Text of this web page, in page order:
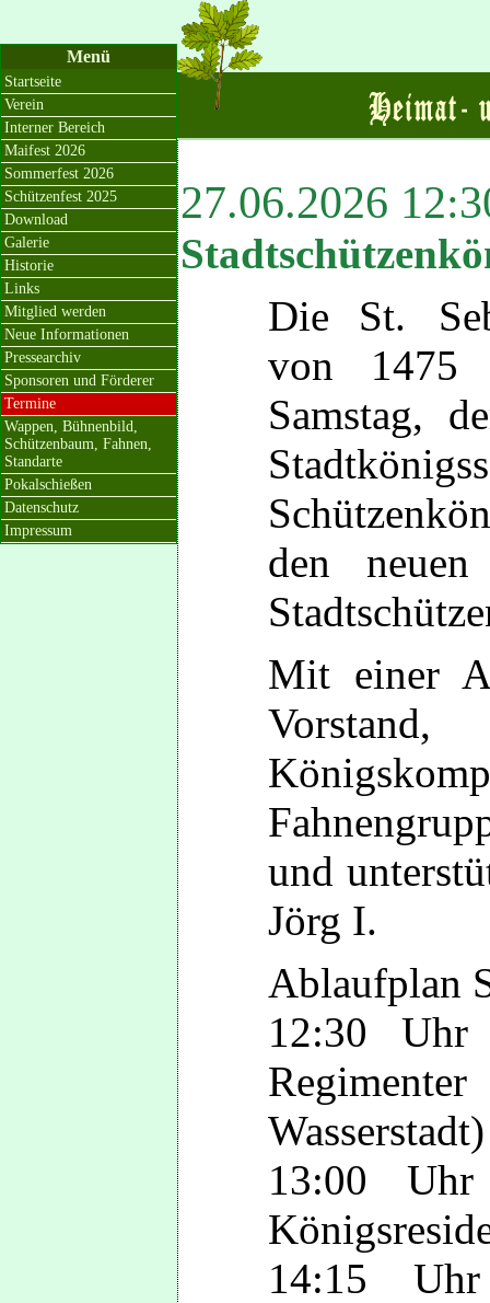
27.06.2026
Die
St.
von 1475
Samstag,
den neuen
Mit einer
und
Jörg I.
Ablaufplan
12:30 Uhr
Wasserstadt)
13:00
14:15
Menü
Startseite
Verein
Interner Bereich
Maifest 2026
Sommerfest 2026
Schützenfest 2025
Download
Galerie
Historie
Links
Mitglied werden
Neue Informationen
Pressearchiv
Sponsoren und Förderer
Termine
Wappen, Bühnenbild,
Schützenbaum, Fahnen,
Standarte
Pokalschießen
Datenschutz
Impressum